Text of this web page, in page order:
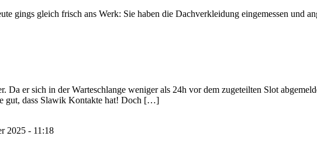
gings gleich frisch ans Werk: Sie haben die Dachverkleidung eingemessen und
er sich in der Warteschlange weniger als 24h vor dem zugeteilten Slot
gut, dass Slawik Kontakte hat! Doch […]
2025 - 11:18